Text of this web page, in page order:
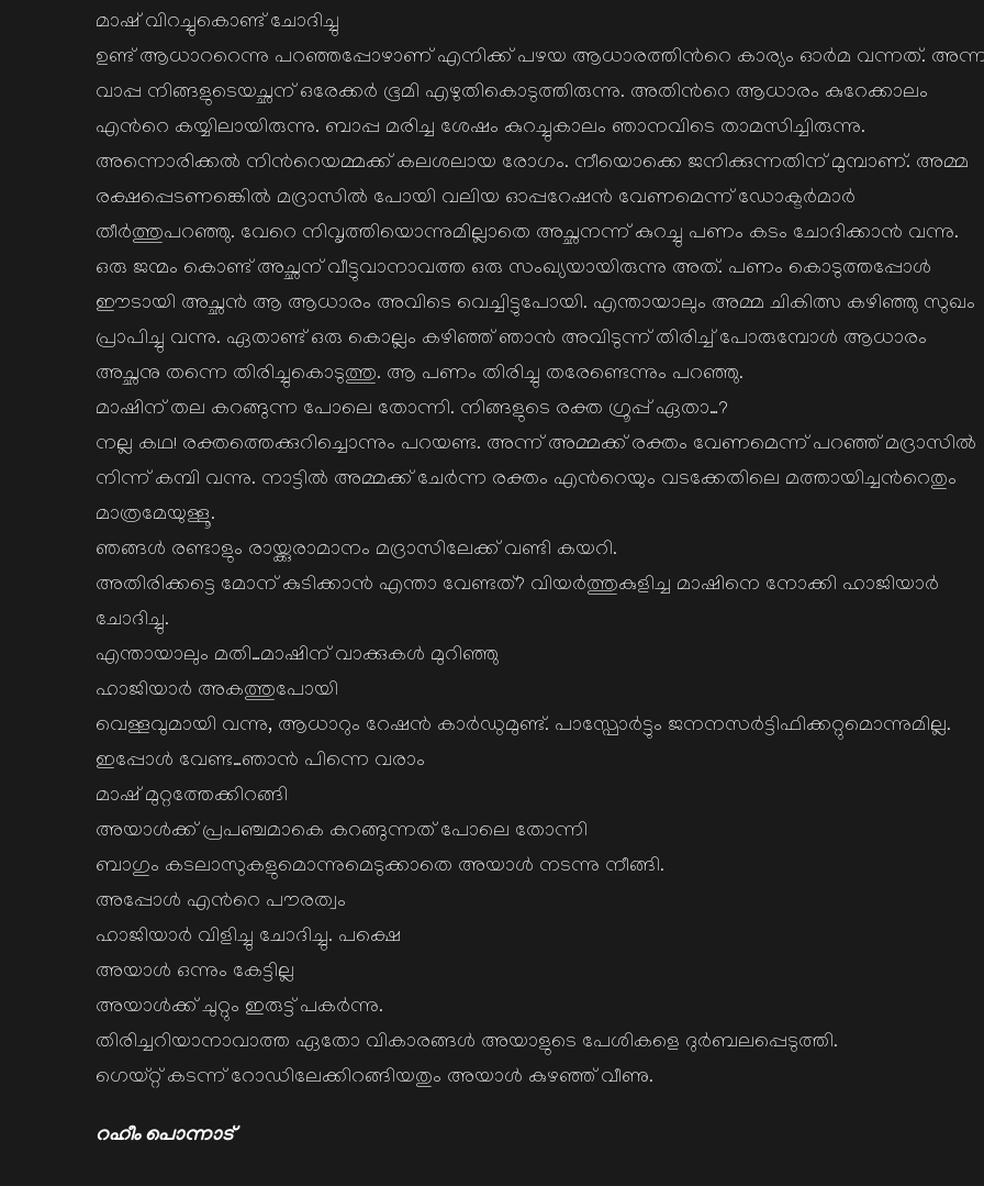
മാഷ് വിറച്ചുകൊണ്ട് ചോദിച്ചു
ഉണ്ട് ആധാററെന്നു പറഞ്ഞപ്പോഴാണ് എനിക്ക് പഴയ ആധാരത്തിന്‍റെ കാര്യം ഓര്‍മ വന്നത്.
വാപ്പ നിങ്ങളുടെയച്ഛന് ഒരേക്കര്‍ ഭൂമി എഴുതികൊടുത്തിരുന്നു. അതിന്‍റെ ആധാരം കുറേക്കാലം
എന്‍റെ കയ്യിലായിരുന്നു. ബാപ്പ മരിച്ച ശേഷം കുറച്ചുകാലം ഞാനവിടെ താമസിച്ചിരുന്നു.
അന്നൊരിക്കല്‍ നിന്‍റെയമ്മക്ക് കലശലായ രോഗം. നീയൊക്കെ ജനിക്കുന്നതിന് മുമ്പാണ്. അമ്മ
രക്ഷപ്പെടണങ്കെില്‍ മദ്രാസില്‍ പോയി വലിയ ഓപ്പറേഷന്‍ വേണമെന്ന് ഡോക്ടര്‍മാര്‍
തീര്‍ത്തുപറഞ്ഞു. വേറെ നിവൃത്തിയൊന്നുമില്ലാതെ അച്ഛനന്ന് കുറച്ചു പണം കടം ചോദിക്കാന്‍ വന്നു.
ഒരു ജന്മം കൊണ്ട് അച്ഛന് വീട്ടുവാനാവത്ത ഒരു സംഖ്യയായിരുന്നു അത്. പണം കൊടുത്തപ്പോള്‍
ഈടായി അച്ഛന്‍ ആ ആധാരം അവിടെ വെച്ചിട്ടുപോയി. എന്തായാലും അമ്മ ചികിത്സ കഴിഞ്ഞു സുഖം
പ്രാപിച്ചു വന്നു. ഏതാണ്ട് ഒരു കൊല്ലം കഴിഞ്ഞ് ഞാന്‍ അവിടുന്ന് തിരിച്ച് പോരുമ്പോള്‍ ആധാരം
അച്ഛനു തന്നെ തിരിച്ചുകൊടുത്തു. ആ പണം തിരിച്ചു തരേണ്ടെന്നും പറഞ്ഞു.
മാഷിന് തല കറങ്ങുന്ന പോലെ തോന്നി. നിങ്ങളുടെ രക്ത ഗ്രൂപ്പ് ഏതാ…?
നല്ല കഥ! രക്തത്തെക്കുറിച്ചൊന്നും പറയണ്ട. അന്ന് അമ്മക്ക് രക്തം വേണമെന്ന് പറഞ്ഞ് മദ്രാസില്‍
നിന്ന് കമ്പി വന്നു. നാട്ടില്‍ അമ്മക്ക് ചേര്‍ന്ന രക്തം എന്‍റെയും വടക്കേതിലെ മത്തായിച്ചന്‍റെതും
മാത്രമേയുള്ളൂ.
ഞങ്ങള്‍ രണ്ടാളും രായ്ക്കുരാമാനം മദ്രാസിലേക്ക് വണ്ടി കയറി.
അതിരിക്കട്ടെ മോന് കുടിക്കാന്‍ എന്താ വേണ്ടത്? വിയര്‍ത്തുകുളിച്ച മാഷിനെ നോക്കി ഹാജിയാര്‍
ചോദിച്ചു.
എന്തായാലും മതി…മാഷിന് വാക്കുകള്‍ മുറിഞ്ഞു
ഹാജിയാര്‍ അകത്തുപോയി
വെള്ളവുമായി വന്നു, ആധാറും റേഷന്‍ കാര്‍ഡുമുണ്ട്. പാസ്പോര്‍ട്ടും ജനനസര്‍ട്ടിഫിക്കറ്റുമൊന്നുമില്ല.
ഇപ്പോള്‍ വേണ്ട…ഞാന്‍ പിന്നെ വരാം
മാഷ് മുറ്റത്തേക്കിറങ്ങി
അയാള്‍ക്ക് പ്രപഞ്ചമാകെ കറങ്ങുന്നത് പോലെ തോന്നി
ബാഗും കടലാസുകളുമൊന്നുമെടുക്കാതെ അയാള്‍ നടന്നു നീങ്ങി.
അപ്പോള്‍ എന്‍റെ പൗരത്വം
ഹാജിയാര്‍ വിളിച്ചു ചോദിച്ചു. പക്ഷെ
അയാള്‍ ഒന്നും കേട്ടില്ല
അയാള്‍ക്ക് ചുറ്റും ഇരുട്ട് പകര്‍ന്നു.
തിരിച്ചറിയാനാവാത്ത ഏതോ വികാരങ്ങള്‍ അയാളുടെ പേശികളെ ദുര്‍ബലപ്പെടുത്തി.
ഗെയ്റ്റ് കടന്ന് റോഡിലേക്കിറങ്ങിയതും അയാള്‍ കുഴഞ്ഞ് വീണു.
റഹീം പൊന്നാട്